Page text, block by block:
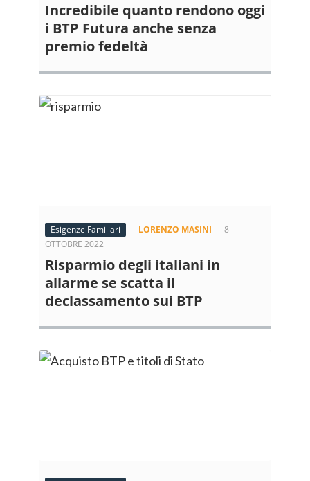
Incredibile quanto rendono oggi
i BTP Futura anche senza
premio fedeltà
Esigenze Familiari LORENZO MASINI - 8
OTTOBRE 2022
Risparmio degli italiani in
allarme se scatta il
declassamento sui BTP